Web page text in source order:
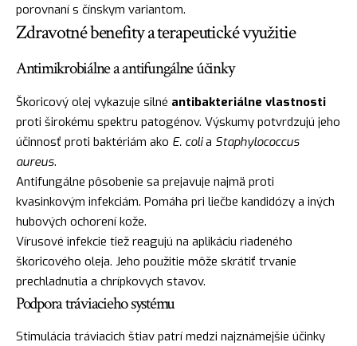
porovnaní s čínskym variantom.
Zdravotné benefity a terapeutické využitie
Antimikrobiálne a antifungálne účinky
Škoricový olej vykazuje silné antibakteriálne vlastnosti
proti širokému spektru patogénov. Výskumy potvrdzujú jeho
účinnosť proti baktériám ako E. colia Staphylococcus
aureus.
Antifungálne pôsobenie sa prejavuje najmä proti
kvasinkovým infekciám. Pomáha pri liečbe kandidózy a iných
hubových ochorení kože.
Vírusové infekcie tiež reagujú na aplikáciu riadeného
škoricového oleja. Jeho použitie môže skrátiť trvanie
prechladnutia a chrípkovych stavov.
Podpora tráviacieho systému
Stimulácia tráviacich štiav patrí medzi najznámejšie účinky